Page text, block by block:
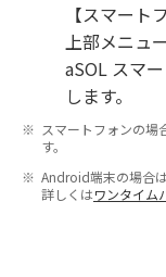
【スマート
上部メニュ
aSOL スマ
します。
スマートフォンの場
す。
Android端末の場合
詳しくはワンタイム